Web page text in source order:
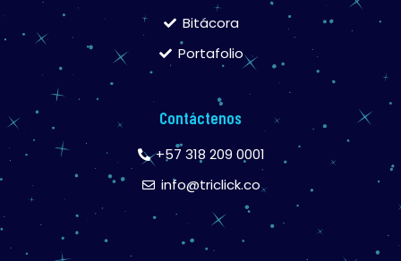
Bitácora
Portafolio
Contáctenos
+57 318 209 0001
info@triclick.co